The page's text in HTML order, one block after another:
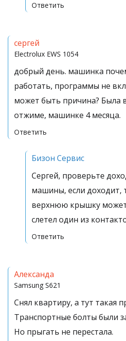
Ответить
сергей
Electrolux EWS 1054
добрый день. машинка
работать, программы не
может быть причина? Была
отжиме, машинке 4 месяца.
Ответить
Бизон Сервис
Сергей, проверьте
машины, если доходит,
верхнюю крышку
слетел один из
Ответить
Александа
Samsung S621
Снял квартиру, а тут такая
Транспортные болты были
Но прыгать не перестала.